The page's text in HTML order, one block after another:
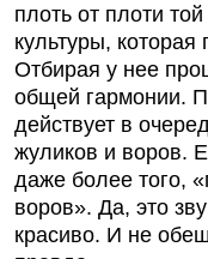
плоть от плоти
культуры,
Отбирая у нее
общей гармонии.
действует в
жуликов и воров.
даже более того,
воров». Да, это
красиво. И не